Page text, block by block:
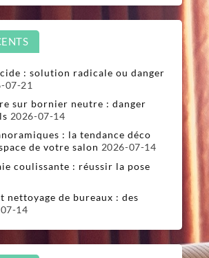
: solution radicale ou danger
07-21
sur bornier neutre : danger
2026-07-14
: la tendance déco
de votre salon 2026-07-14
coulissante : réussir la pose
nettoyage de bureaux : des
14